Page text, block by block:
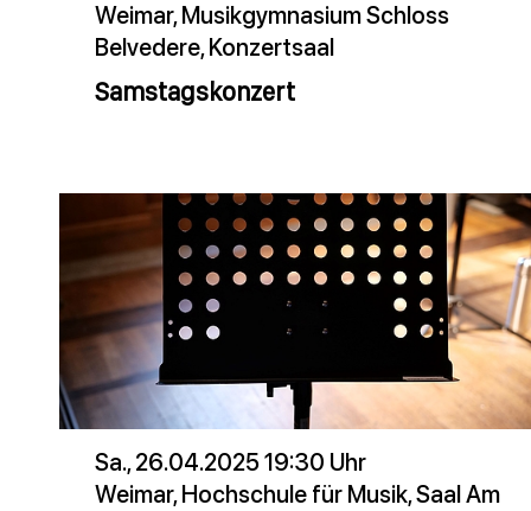
Weimar, Musikgymnasium Schloss
Belvedere, Konzertsaal
Samstagskonzert
Sa., 26.04.2025 19:30 Uhr
Weimar, Hochschule für Musik, Saal Am